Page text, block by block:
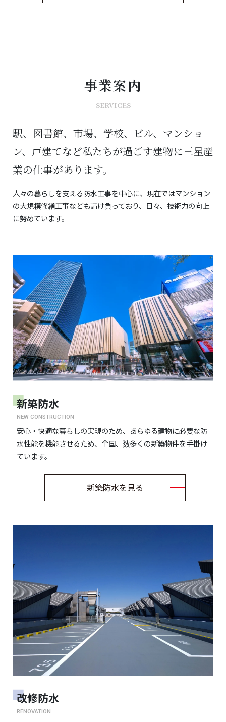
事業案内
SERVICES
駅、図書館、市場、学校、ビル、マンショ
ン、戸建てなど私たちが過ごす建物に三星産
業の仕事があります。
人々の暮らしを支える防水工事を中心に、現在ではマンション
の大規模修繕工事なども請け負っており、日々、技術力の向上
に努めています。
新築防水
NEW CONSTRUCTION
安心・快適な暮らしの実現のため、あらゆる建物に必要な防
水性能を機能させるため、全国、数多くの新築物件を手掛け
ています。
新築防水を見る
改修防水
RENOVATION